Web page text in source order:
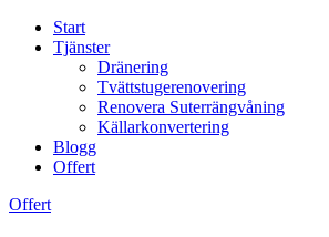
Start
Tjänster
Dränering
Tvättstugerenovering
Renovera Suterrängvåning
Källarkonvertering
Blogg
Offert
Offert